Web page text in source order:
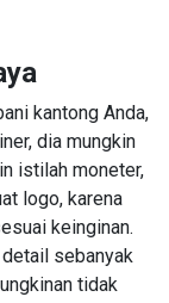
kantong Anda,
dia mungkin
istilah moneter,
logo, karena
keinginan.
sebanyak
tidak